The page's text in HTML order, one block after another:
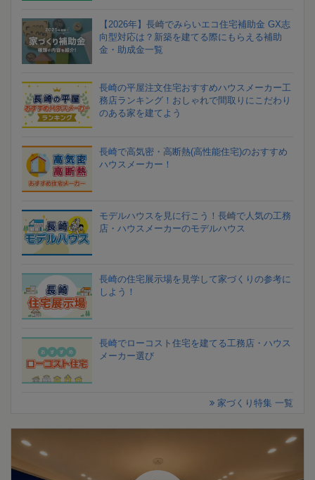
【2026年】長崎でみらいエコ住宅補助金 GX志
向型対応は？新築を建てる際にもらえる補助
金・助成金一覧
長崎の平屋注文住宅おすすめハウスメーカー工
務店ランキング！おしゃれで間取りにこだわり
のある家を建てよう
長崎で高気密・高断熱(高性能住宅)のおすすめ
ハウスメーカー！
モデルハウスを見に行こう！長崎で人気の工務
店・ハウスメーカーのモデルハウス
長崎の住宅展示場を見学して家づくりの参考に
しよう！
長崎でローコスト住宅を建てる工務店・ハウス
メーカー選び
家づくり特集 一覧